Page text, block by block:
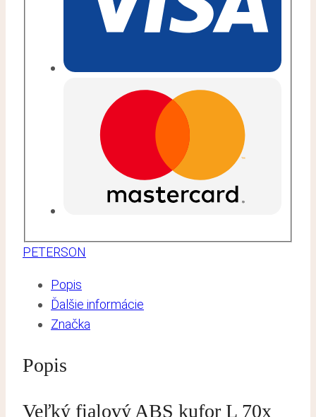
PETERSON
Popis
Ďalšie informácie
Značka
Popis
Veľký fialový ABS kufor L 70x